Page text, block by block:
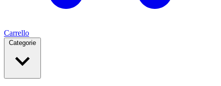
Carrello
Categorie